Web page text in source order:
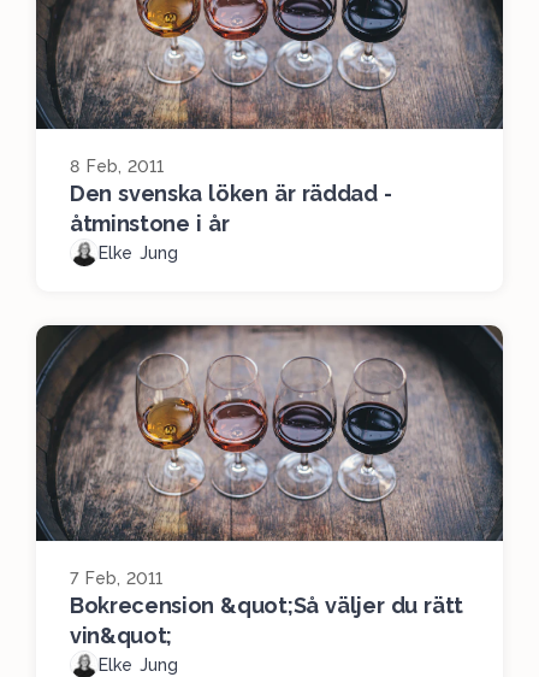
8 Feb, 2011
Den svenska löken är räddad -
åtminstone i år
Elke Jung
7 Feb, 2011
Bokrecension &quot;Så väljer du rätt
vin&quot;
Elke Jung